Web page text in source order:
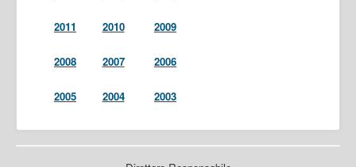
2011 2010 2009
2008 2007 2006
2005 2004 2003